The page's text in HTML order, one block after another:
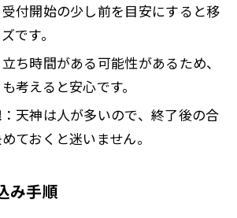
受付開始の少し前を目安にすると移
です。
立ち時間がある可能性があるため、
考えると安心です。
：天神は人が多いので、終了後の合
ておくと迷いません。
み手順